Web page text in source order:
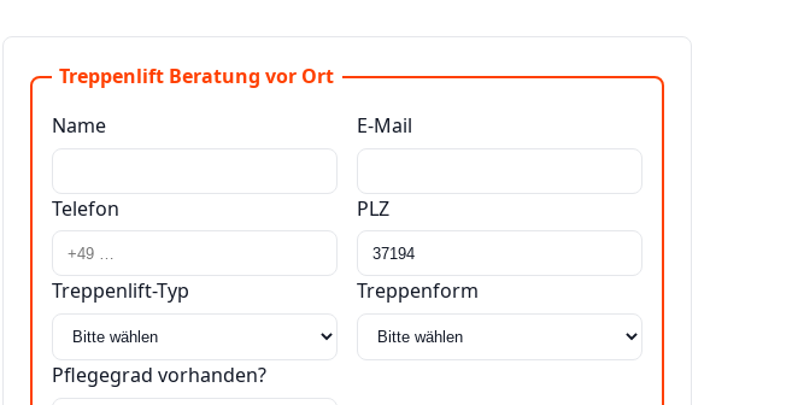
Treppenlift Beratung vor Ort
Name
E-Mail
Telefon PLZ
Treppenlift-Typ Treppenform
Pflegegrad vorhanden?